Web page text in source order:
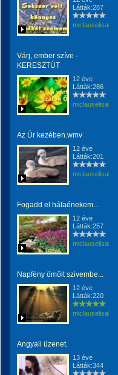
Látták:287
miclauselisabeta
Várj, ember szíve -
KERESZTÚT
12 éve
Látták:286
miclauselisabeta
Az Úr kezében.wmv
12 éve
Látták:201
miclauselisabeta
Fogadd el hálaénekem...
12 éve
Látták:257
miclauselisabeta
Napfény ömölt szivembe...
12 éve
Látták:220
miclauselisabeta
Angyali üzenet.
13 éve
Látták:344